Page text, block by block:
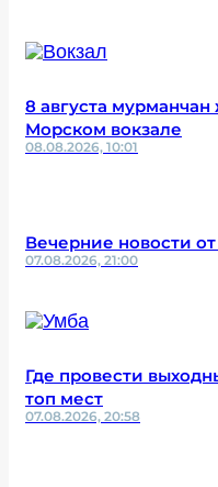
8 августа
Морском вокзале
08.08.2026, 10:01
Вечерние новости от
07.08.2026, 21:00
Где провести
топ мест
07.08.2026, 20:58